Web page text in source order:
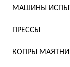
МАШИНЫ
ПРЕССЫ
КОПРЫ